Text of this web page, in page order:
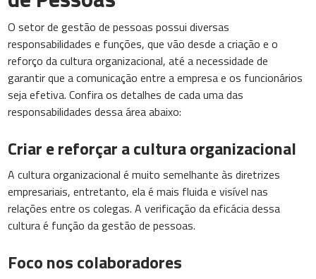
O setor de gestão de pessoas possui diversas
responsabilidades e funções, que vão desde a criação e o
reforço da cultura organizacional, até a necessidade de
garantir que a comunicação entre a empresa e os funcionários
seja efetiva. Confira os detalhes de cada uma das
responsabilidades dessa área abaixo:
Criar e reforçar a cultura organizacional
A cultura organizacional é muito semelhante às diretrizes
empresariais, entretanto, ela é mais fluida e visível nas
relações entre os colegas. A verificação da eficácia dessa
cultura é função da gestão de pessoas.
Foco nos colaboradores